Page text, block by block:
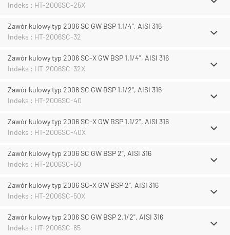
Indeks : HT-2006SC-25X
Zawór kulowy typ 2006 SC GW BSP 1.1/4", AISI 316
Indeks : HT-2006SC-32
Zawór kulowy typ 2006 SC-X GW BSP 1.1/4", AISI 316
Indeks : HT-2006SC-32X
Zawór kulowy typ 2006 SC GW BSP 1.1/2", AISI 316
Indeks : HT-2006SC-40
Zawór kulowy typ 2006 SC-X GW BSP 1.1/2", AISI 316
Indeks : HT-2006SC-40X
Zawór kulowy typ 2006 SC GW BSP 2", AISI 316
Indeks : HT-2006SC-50
Zawór kulowy typ 2006 SC-X GW BSP 2", AISI 316
Indeks : HT-2006SC-50X
Zawór kulowy typ 2006 SC GW BSP 2.1/2", AISI 316
Indeks : HT-2006SC-65